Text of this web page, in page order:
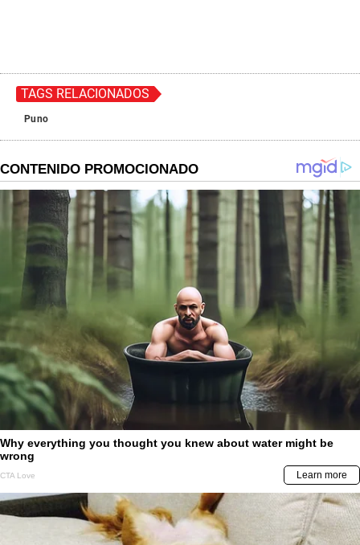
TAGS RELACIONADOS
Puno